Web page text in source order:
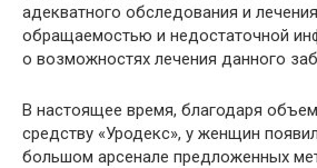
адекватного обследования и
обращаемостью и недостаточной
о возможностях лечения данного
В настоящее время, благодаря
средству «Уродекс», у женщин
большом арсенале предложенных